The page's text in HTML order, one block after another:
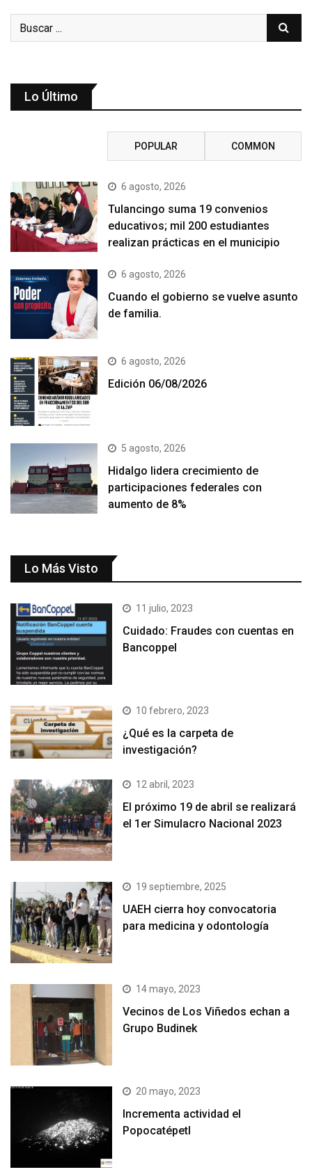
Lo Último
POPULAR COMMON
6 agosto, 2026
Tulancingo suma 19 convenios
educativos; mil 200 estudiantes
realizan prácticas en el municipio
6 agosto, 2026
Cuando el gobierno se vuelve asunto
de familia.
6 agosto, 2026
Edición 06/08/2026
5 agosto, 2026
Hidalgo lidera crecimiento de
participaciones federales con
aumento de 8%
Lo Más Visto
11 julio, 2023
Cuidado: Fraudes con cuentas en
Bancoppel
10 febrero, 2023
¿Qué es la carpeta de
investigación?
12 abril, 2023
El próximo 19 de abril se realizará
el 1er Simulacro Nacional 2023
19 septiembre, 2025
UAEH cierra hoy convocatoria
para medicina y odontología
14 mayo, 2023
Vecinos de Los Viñedos echan a
Grupo Budinek
20 mayo, 2023
Incrementa actividad el
Popocatépetl